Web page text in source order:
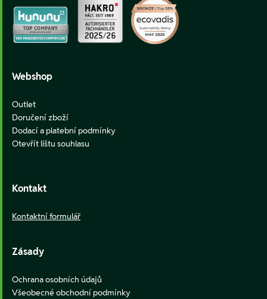
Webshop
Outlet
Doručení zboží
Dodací a platební podmínky
Otevřít lištu souhlasu
Kontakt
Kontaktní formulář
Zásady
Ochrana osobních údajů
Všeobecné obchodní podmínky